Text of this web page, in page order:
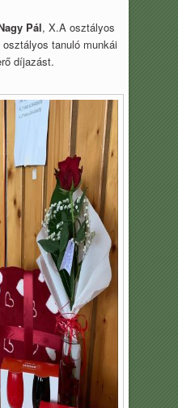
Pál, X.A osztályos
osztályos tanuló munkái
díjazást.